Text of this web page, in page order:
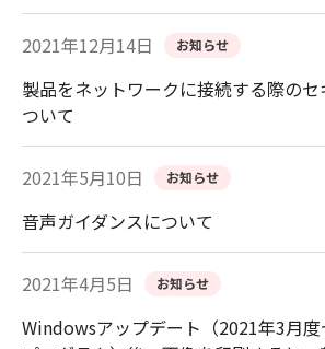
2021年12月14日 お知らせ
製品をネットワークに接続する際の
ついて
2021年5月10日 お知らせ
音声ガイダンスについて
2021年4月5日 お知らせ
Windowsアップデート（2021年3月